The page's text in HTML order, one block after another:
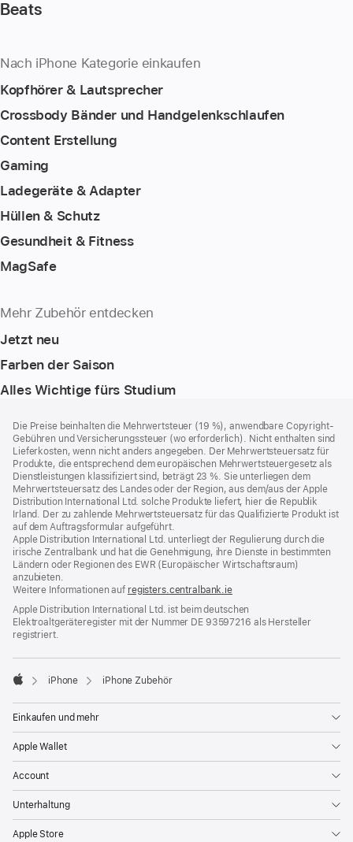
Beats
Nach iPhone Kategorie einkaufen
Kopfhörer & Lautsprecher
Crossbody Bänder und Handgelenkschlaufen
Content Erstellung
Gaming
Ladegeräte & Adapter
Hüllen & Schutz
Gesundheit & Fitness
MagSafe
Mehr Zubehör entdecken
Jetzt neu
Farben der Saison
Alles Wichtige fürs Studium
Die Preise beinhalten die Mehrwertsteuer (19 %), anwendbare Copyright-
Gebühren und Versicherungssteuer (wo erforderlich). Nicht enthalten sind
Lieferkosten, wenn nicht anders angegeben. Der Mehrwertsteuersatz für
Produkte, die entsprechend dem europäischen Mehrwertsteuergesetz als
Dienstleistungen klassifiziert sind, beträgt 23 %. Sie unterliegen dem
Mehrwertsteuersatz des Landes oder der Region, aus dem/aus der Apple
Distribution International Ltd. solche Produkte liefert, hier die Republik
Irland. Der zu zahlende Mehrwertsteuersatz für das Qualifizierte Produkt ist
auf dem Auftragsformular aufgeführt.
Apple Distribution International Ltd. unterliegt der Regulierung durch die
irische Zentralbank und hat die Genehmigung, ihre Dienste in bestimmten
Ländern oder Regionen des EWR (Europäischer Wirtschaftsraum)
anzubieten.
Weitere Informationen auf registers.centralbank.ie
Apple Distribution International Ltd. ist beim deutschen
Elektroaltgeräteregister mit der Nummer DE 93597216 als Hersteller
registriert.
iPhone iPhone Zubehör
Einkaufen und mehr
Apple Wallet
Account
Unterhaltung
Apple Store